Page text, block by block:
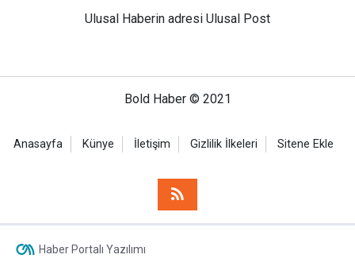
Ulusal Haberin adresi Ulusal Post
Bold Haber © 2021
Anasayfa Künye İletişim Gizlilik İlkeleri Sitene Ekle
Haber Portalı Yazılımı